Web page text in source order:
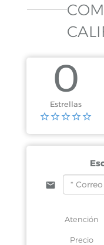
0
Estrellas
Atención
Precio